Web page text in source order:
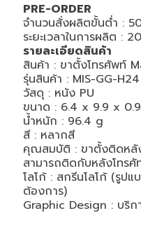
PRE-ORDER
จำนวนสั่งผลิตขั้นต่ำ :
ระยะเวลาในการผลิต :
รายละเอียดสินค้า
สินค้า : ขาตั้งโทรศัพท์
รุ่นสินค้า : MIS-GG-H24
วัสดุ : หนัง PU
ขนาด : 6.4 x 9.9 x
น้ำหนัก : 96.4 g
สี : หลากสี
คุณสมบัติ : ขาตั้งติดหลั
สามารถติดกับหลังโทร
โลโก้ : สกรีนโลโก้ (รูปแ
ต้องการ)
Graphic Design : บริ